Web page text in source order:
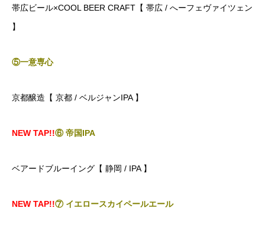
帯広ビール×COOL BEER CRAFT【 帯広 / へーフェヴァイツェン
】
⑤一意専心
京都醸造【 京都 / ベルジャンIPA 】
NEW TAP!!⑥ 帝国IPA
ベアードブルーイング【 静岡 / IPA 】
NEW TAP!!⑦ イエロースカイペールエール